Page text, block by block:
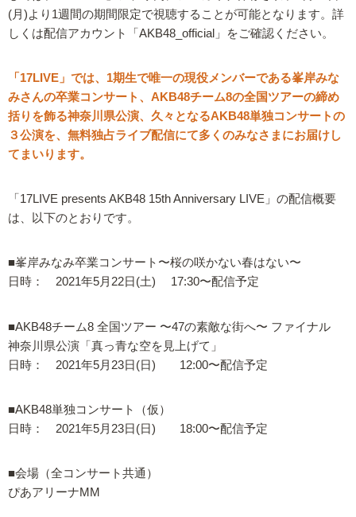
(月)より1週間の期間限定で視聴することが可能となります。詳
しくは配信アカウント「AKB48_official」をご確認ください。
「17LIVE」では、1期生で唯一の現役メンバーである峯岸みな
みさんの卒業コンサート、AKB48チーム8の全国ツアーの締め
括りを飾る神奈川県公演、久々となるAKB48単独コンサートの
３公演を、無料独占ライブ配信にて多くのみなさまにお届けし
てまいります。
「17LIVE presents AKB48 15th Anniversary LIVE」の配信概要
は、以下のとおりです。
■峯岸みなみ卒業コンサート〜桜の咲かない春はない〜
日時： 2021年5月22日(土) 17:30〜配信予定
■AKB48チーム8 全国ツアー 〜47の素敵な街へ〜 ファイナル
神奈川県公演「真っ青な空を見上げて」
日時： 2021年5月23日(日) 12:00〜配信予定
■AKB48単独コンサート（仮）
日時： 2021年5月23日(日) 18:00〜配信予定
■会場（全コンサート共通）
ぴあアリーナMM